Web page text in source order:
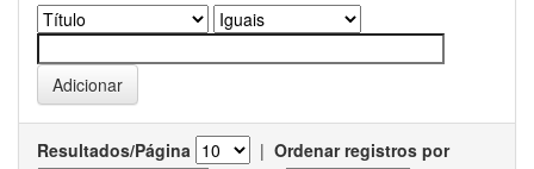
Resultados/Página | Ordenar registros por